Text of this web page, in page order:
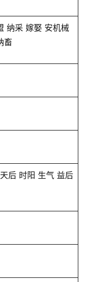
纳采 嫁娶 安机械
畜
后 时阳 生气 益后